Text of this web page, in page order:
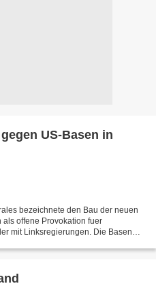
US-Basen in
bezeichnete den Bau der neuen
offene Provokation fuer
mit Linksregierungen. Die Basen